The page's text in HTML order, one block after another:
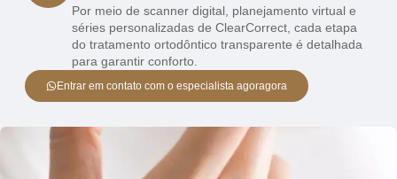
Por meio de scanner digital, planejamento virtual e
séries personalizadas de ClearCorrect, cada etapa
do tratamento ortodôntico transparente é detalhada
para garantir conforto.
Entrar em contato com o especialista agoragora